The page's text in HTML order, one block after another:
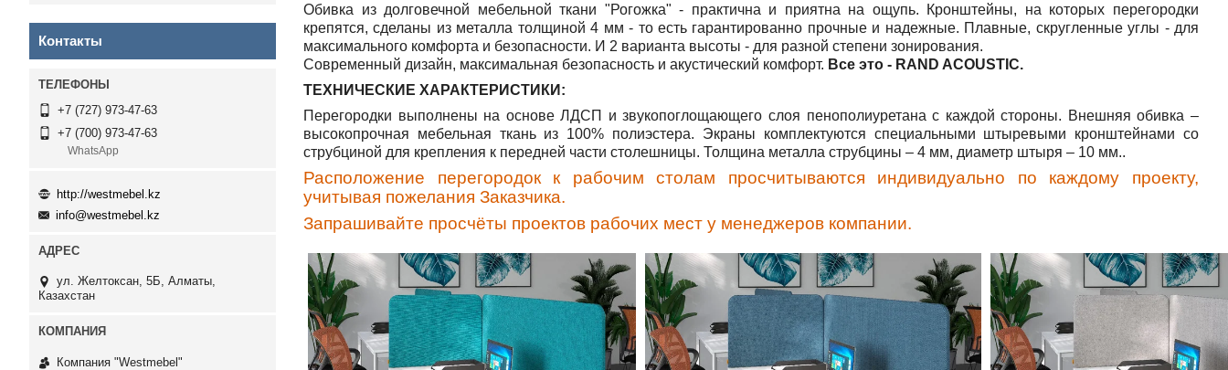
Обивка из долговечной мебельной ткани "Рогожка" - практична и приятна на ощупь. Кронштейны, на которых перегородки
крепятся, сделаны из металла толщиной 4 мм - то есть гарантированно прочные и надежные. Плавные, скругленные углы - для
максимального комфорта и безопасности. И 2 варианта высоты - для разной степени зонирования.
Современный дизайн, максимальная безопасность и акустический комфорт. Все это - RAND ACOUSTIC.
ТЕХНИЧЕСКИЕ ХАРАКТЕРИСТИКИ:
Перегородки выполнены на основе ЛДСП и звукопоглощающего слоя пенополиуретана с каждой стороны. Внешняя обивка –
высокопрочная мебельная ткань из 100% полиэстера. Экраны комплектуются специальными штыревыми кронштейнами со
струбциной для крепления к передней части столешницы. Толщина металла струбцины – 4 мм, диаметр штыря – 10 мм..
Расположение перегородок к рабочим столам просчитываются индивидуально по каждому проекту,
учитывая пожелания Заказчика.
Запрашивайте просчёты проектов рабочих мест у менеджеров компании.
Контакты
+7 (727) 973-47-63
+7 (700) 973-47-63
WhatsApp
http://westmebel.kz
info@westmebel.kz
ул. Желтоксан, 5Б, Алматы,
Казахстан
Компания "Westmebel"